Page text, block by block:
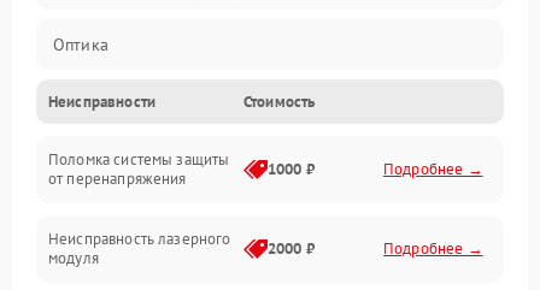
Оптика
Неисправности Стоимость
Поломка системы защиты
от перенапряжения
1000 ₽ Подробнее →
Неисправность лазерного
модуля
2000 ₽ Подробнее →